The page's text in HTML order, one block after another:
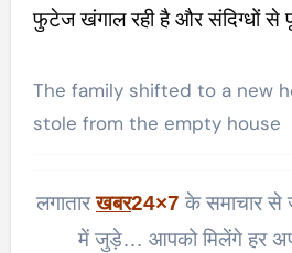
फुटेज खंगाल रही है और संदिग्धों से
The family shifted to a new
stole from the empty house
लगातारखबर24×7 के समाचार
में जुड़े… आपको मिलेंगे हर